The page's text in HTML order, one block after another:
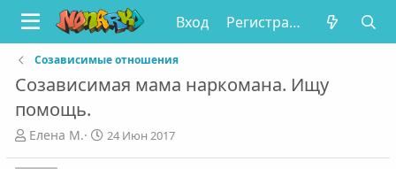
Вход Регистрация
Созависимые отношения
Созависимая мама наркомана. Ищу
помощь.
А
Елена М.
Д
24 Июн 2017